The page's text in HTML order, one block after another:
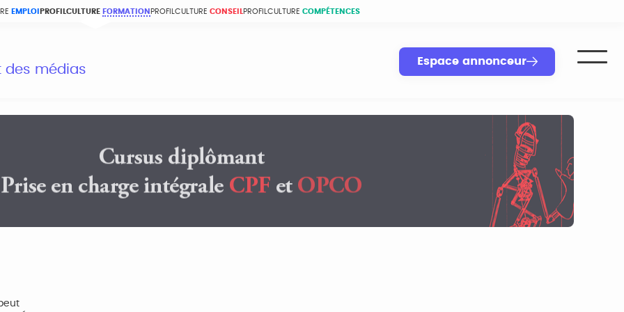
EMPLOI PROFILCULTURE FORMATION PROFILCULTURE CONSEIL PROFILCULTURE COMPÉTENCES
des médias
Espace annonceur